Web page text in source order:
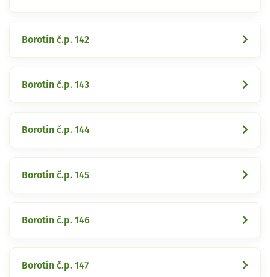
Borotín č.p. 142
Borotín č.p. 143
Borotín č.p. 144
Borotín č.p. 145
Borotín č.p. 146
Borotín č.p. 147